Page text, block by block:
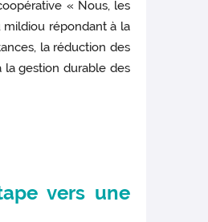
« Nous, les
répondant à la
la réduction des
gestion durable des
vers une